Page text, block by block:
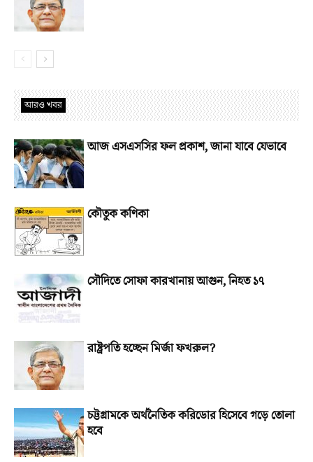
আরও খবর
আজ এসএসসির ফল প্রকাশ, জানা যাবে যেভাবে
কৌতুক কণিকা
সৌদিতে সোফা কারখানায় আগুন, নিহত ১৭
রাষ্ট্রপতি হচ্ছেন মির্জা ফখরুল?
চট্টগ্রামকে অর্থনৈতিক করিডোর হিসেবে গড়ে তোলা
হবে